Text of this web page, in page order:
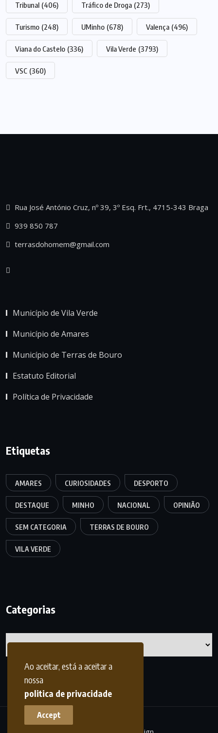
Ao aceitar, está a aceitar a
nossa
politica de privacidade
Accept
Tribunal (406) Tráfico de Droga (273)
Turismo (248) UMinho (678) Valença (496)
Viana do Castelo (336) Vila Verde (3793)
VSC (360)
Rua José António Cruz, nº 39, 3º Esq. Frt., 4715-343 Braga
939 850 787
terrasdohomem@gmail.com
Município de Vila Verde
Município de Amares
Município de Terras de Bouro
Estatuto Editorial
Política de Privacidade
Etiquetas
AMARES CURIOSIDADES DESPORTO
DESTAQUE MINHO NACIONAL OPINIÃO
SEM CATEGORIA TERRAS DE BOURO
VILA VERDE
Categorias